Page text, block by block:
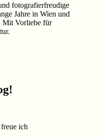
fotografierfreudige
Jahre in Wien und
Mit Vorliebe für
ich